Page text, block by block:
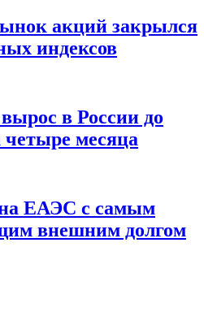
акций закрылся
индексов
в России до
месяца
ЕАЭС с самым
внешним долгом